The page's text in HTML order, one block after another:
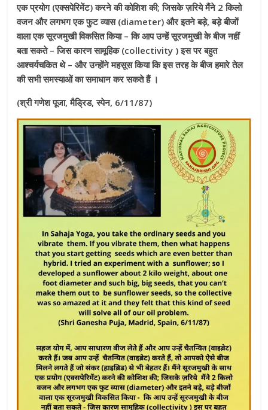
एक प्रयोग (एक्सपेरिमेंट) करने की कोशिश की; जिसके ज़रिये मैंने 2 किलो
वजन और लगभग एक फुट व्यास (diameter) और इतने बड़े, बड़े बीजों
वाला एक सूरजमुखी विकसित किया – कि आप उन्हें सूरजमुखी के बीज नहीं
बता सकते – जिस कारण सामूहिक (collectivity ) इस पर बहुत
आश्चर्यचकित थे – और उन्होंने महसूस किया कि इस तरह के बीज हमारे तेल
की सभी समस्याओं का समाधान कर सकते हैं ।
(श्री गणेश पूजा, मैड्रिड, स्पेन, 6/11/87)